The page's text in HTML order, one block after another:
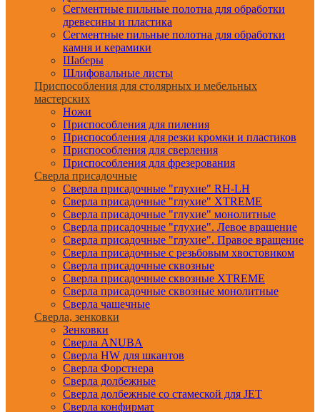
Сегментные пильные полотна для обработки
древесины и пластика
Сегментные пильные полотна для обработки
камня и керамики
Шаберы
Шлифовальные листы
Приспособления для столярных и мебельных
мастерских
Ножи
Приспособления для пиления
Приспособления для резки кромки и пластиков
Приспособления для сверления
Приспособления для фрезерования
Сверла присадочные
Сверла присадочные "глухие" RH-LH
Сверла присадочные "глухие" XTREME
Сверла присадочные "глухие" монолитные
Сверла присадочные "глухие". Левое вращение
Сверла присадочные "глухие". Правое вращение
Сверла присадочные с резьбовым хвостовиком
Сверла присадочные сквозные
Сверла присадочные сквозные XTREME
Сверла присадочные сквозные монолитные
Сверла чашечные
Сверла, зенковки
Зенковки
Сверла ANUBA
Сверла HW для шкантов
Сверла Форстнера
Сверла долбежные
Сверла долбежные со стамеской для JET
Сверла конфирмат